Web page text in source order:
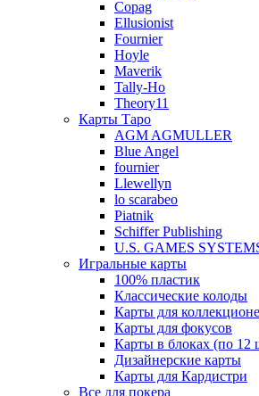
Copag
Ellusionist
Fournier
Hoyle
Maverik
Tally-Ho
Theory11
Карты Таро
AGM AGMULLER
Blue Angel
fournier
Llewellyn
lo scarabeo
Piatnik
Schiffer Publishing
U.S. GAMES
Игральные карты
100% пластик
Классические колоды
Карты для
Карты для фокусов
Карты в блоках (по 12
Дизайнерские карты
Карты для Кардистри
Все для покера